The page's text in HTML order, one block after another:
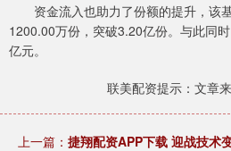
资金流入也助力了份额的提升，该
1200.00万份，突破3.20亿份。与此同
亿元。
联美配资提示：文章
上一篇： 捷翔配资APP下载 迎战技术